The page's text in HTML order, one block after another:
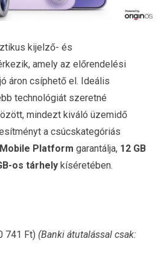
kijelző- és
amely az előrendelési
áron csíphető el. Ideális
technológiát szeretné
mindezt kiváló üzemidő
a csúcskategóriás
Platform garantálja, 12 GB
os tárhely kíséretében.
741 Ft) (Banki átutalással csak: